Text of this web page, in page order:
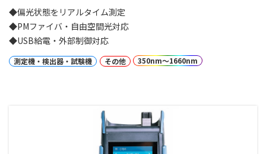
◆偏光状態をリアルタイム測定
◆PMファイバ・自由空間光対応
◆USB給電・外部制御対応
測定機・検出器・試験機 その他 350nm～1660nm